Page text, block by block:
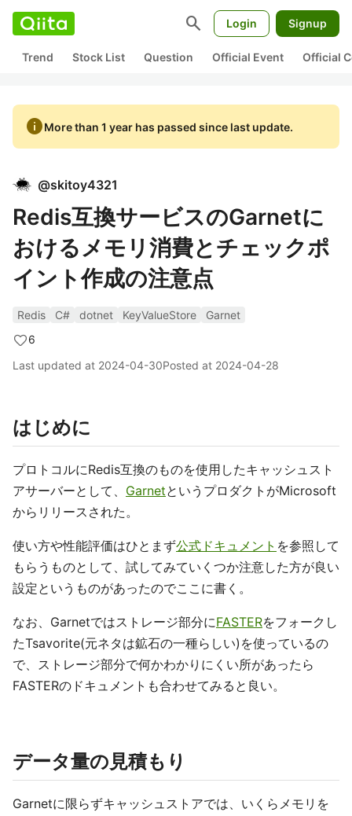
search Login Signup
Trend Stock List Question Official Event Official
infoMore than 1 year has passed since last update.
@skitoy4321
Redis互換サービスのGarnetに
おけるメモリ消費とチェックポ
イント作成の注意点
Redis C# dotnet KeyValueStore
Garnet
6
Last updated at 2024-04-30Posted at 2024-04-28
はじめに
プロトコルにRedis互換のものを使用したキャッシュスト
アサーバーとして、 GarnetというプロダクトがMicrosoft
からリリースされた。
使い方や性能評価はひとまず公式ドキュメント を参照して
もらうものとして、試してみていくつか注意した方が良い
設定というものがあったのでここに書く。
なお、Garnetではストレージ部分にFASTERをフォークし
たTsavorite(元ネタは鉱石の一種らしい)を使っているの
で、ストレージ部分で何かわかりにくい所があったら
FASTERのドキュメントも合わせてみると良い。
データ量の見積もり
Garnetに限らずキャッシュストアでは、いくらメモリを